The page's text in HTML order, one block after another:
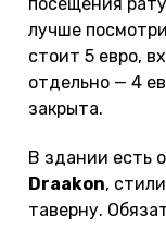
лучше
стоит 5 евро,
отдельно — 4
закрыта.
В здании есть
Draakon,
таверну.